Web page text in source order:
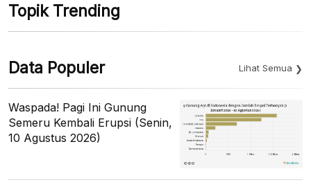
Topik Trending
Data Populer Lihat Semua
Waspada! Pagi Ini Gunung
Semeru Kembali Erupsi (Senin,
10 Agustus 2026)